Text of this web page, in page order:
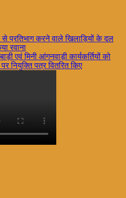
प्रतिभाग करने वाले खिलाड़ियों के दल
रवाना
एवं मिनी आंगनवाड़ी कार्यकर्तियों को
नियुक्ति पत्र वितरित किए